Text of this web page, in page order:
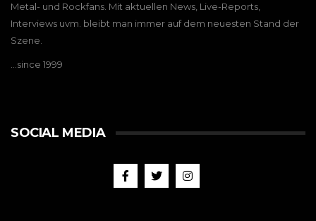
Metal- und Rockfans. Mit aktuellen News, Live-Reports,
Interviews uvm. bleibt man immer auf dem neuesten Stand der
Szene.
…since 1999
SOCIAL MEDIA